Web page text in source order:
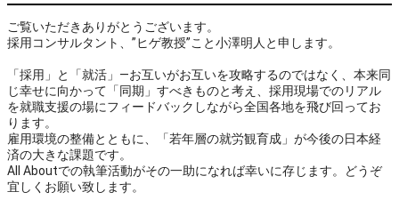
ご覧いただきありがとうございます。
採用コンサルタント、”ヒゲ教授”こと小澤明人と申します。
「採用」と「就活」―お互いがお互いを攻略するのではなく、本来同
じ幸せに向かって「同期」すべきものと考え、採用現場でのリアル
を就職支援の場にフィードバックしながら全国各地を飛び回ってお
ります。
雇用環境の整備とともに、「若年層の就労観育成」が今後の日本経
済の大きな課題です。
All Aboutでの執筆活動がその一助になれば幸いに存じます。どうぞ
宜しくお願い致します。